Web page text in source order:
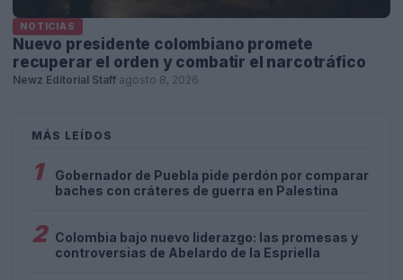
NOTICIAS
Nuevo presidente colombiano promete
recuperar el orden y combatir el narcotráfico
Newz Editorial Staff agosto 8, 2026
MÁS LEÍDOS
1
Gobernador de Puebla pide perdón por comparar
baches con cráteres de guerra en Palestina
2 Colombia bajo nuevo liderazgo: las promesas y
controversias de Abelardo de la Espriella